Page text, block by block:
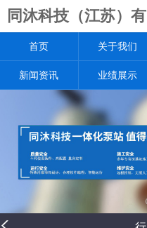
同沐科技（江苏）
网站导航
关于我们
一体化泵站
产品展示
新闻资讯
荣誉资质
首页 关于我们
新闻资讯 业绩展示